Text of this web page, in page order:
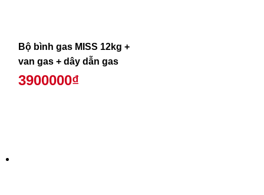
Bộ bình gas MISS 12kg +
van gas + dây dẫn gas
3900000₫